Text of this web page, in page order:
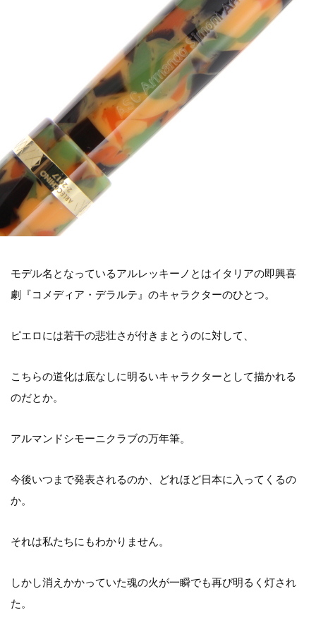
モデル名となっているアルレッキーノとはイタリアの即興喜
劇『コメディア・デラルテ』のキャラクターのひとつ。
ピエロには若干の悲壮さが付きまとうのに対して、
こちらの道化は底なしに明るいキャラクターとして描かれる
のだとか。
アルマンドシモーニクラブの万年筆。
今後いつまで発表されるのか、どれほど日本に入ってくるの
か。
それは私たちにもわかりません。
しかし消えかかっていた魂の火が一瞬でも再び明るく灯され
た。